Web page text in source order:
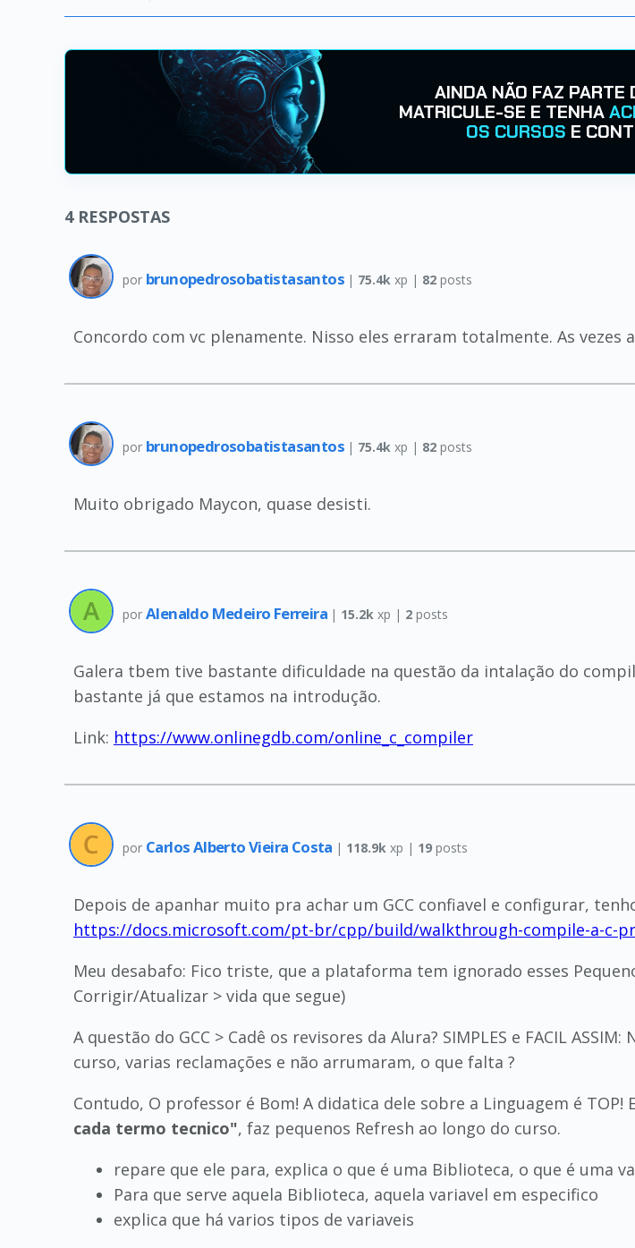
AINDA NÃO FAZ PARTE
MATRICULE-SE E TENHA
OS CURSOS E
4 RESPOSTAS
por brunopedrosobatistasantos | 75.4k xp | 82 posts
Concordo com vc plenamente. Nisso eles erraram totalmente. As vezes
por brunopedrosobatistasantos | 75.4k xp | 82 posts
Muito obrigado Maycon, quase desisti.
por Alenaldo Medeiro Ferreira | 15.2k xp | 2 posts
Galera tbem tive bastante dificuldade na questão da intalação do
bastante já que estamos na introdução.
Link: https://www.onlinegdb.com/online_c_compiler
por Carlos Alberto Vieira Costa | 118.9k xp | 19 posts
Depois de apanhar muito pra achar um GCC confiavel e configurar,
https://docs.microsoft.com/pt-br/cpp/build/walkthrough-compile-a-c-
Meu desabafo: Fico triste, que a plataforma tem ignorado esses
Corrigir/Atualizar > vida que segue)
A questão do GCC > Cadê os revisores da Alura? SIMPLES e FACIL
curso, varias reclamações e não arrumaram, o que falta ?
Contudo, O professor é Bom! A didatica dele sobre a Linguagem é
cada termo tecnico", faz pequenos Refresh ao longo do curso.
repare que ele para, explica o que é uma Biblioteca, o que é uma
Para que serve aquela Biblioteca, aquela variavel em especifico
explica que há varios tipos de variaveis